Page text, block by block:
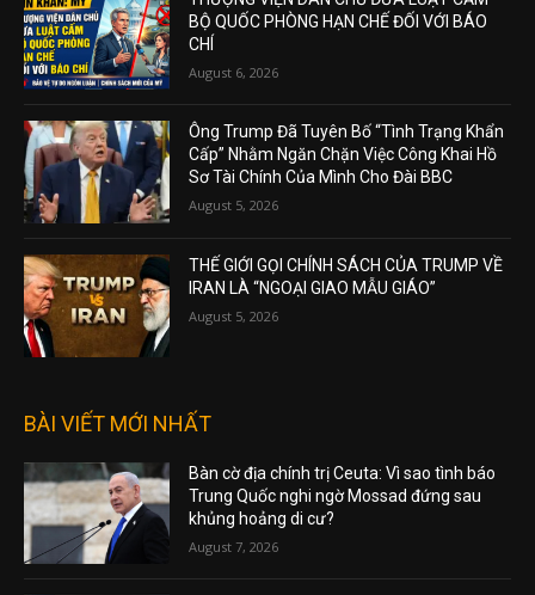
BỘ QUỐC PHÒNG HẠN CHẾ ĐỐI VỚI BÁO
CHÍ
August 6, 2026
Ông Trump Đã Tuyên Bố “Tình Trạng Khẩn
Cấp” Nhằm Ngăn Chặn Việc Công Khai Hồ
Sơ Tài Chính Của Mình Cho Đài BBC
August 5, 2026
THẾ GIỚI GỌI CHÍNH SÁCH CỦA TRUMP VỀ
IRAN LÀ “NGOẠI GIAO MẪU GIÁO”
August 5, 2026
BÀI VIẾT MỚI NHẤT
Bàn cờ địa chính trị Ceuta: Vì sao tình báo
Trung Quốc nghi ngờ Mossad đứng sau
khủng hoảng di cư?
August 7, 2026